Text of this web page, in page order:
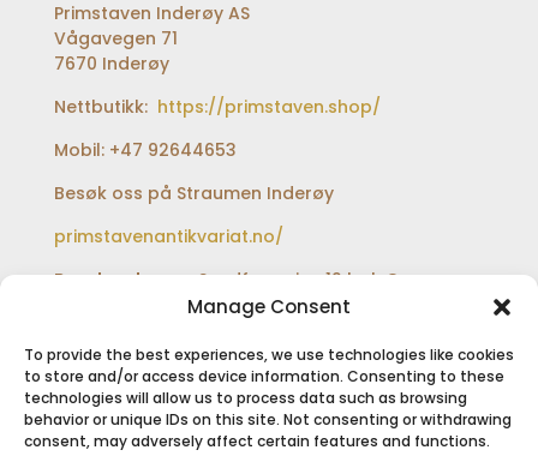
Manage Consent
To provide the best experiences, we use technologies like cookies
to store and/or access device information. Consenting to these
technologies will allow us to process data such as browsing
behavior or unique IDs on this site. Not consenting or withdrawing
consent, may adversely affect certain features and functions.
Primstaven Inderøy AS
Vågavegen 71
7670 Inderøy
Nettbutikk: https://primstaven.shop/
Mobil: +47 92644653
Besøk oss på Straumen Inderøy
primstavenantikvariat.no/
Besøksadresse:Sundfærveien 12 bak Coop
extra og Shell bensinstasjon
SIKKER BETALING